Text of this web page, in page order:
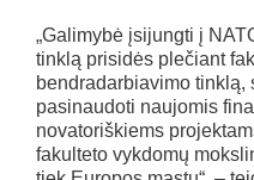
„Galimybė įsijungti į
tinklą prisidės plečiant
bendradarbiavimo tinklą,
pasinaudoti naujomis
novatoriškiems
fakulteto vykdomų